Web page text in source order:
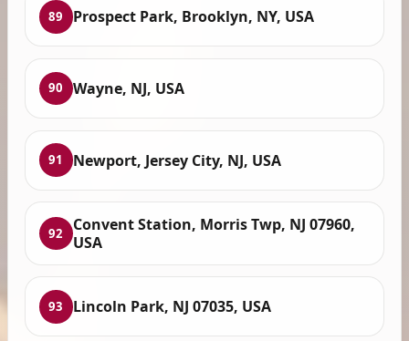
89 Prospect Park, Brooklyn, NY, USA
90 Wayne, NJ, USA
91 Newport, Jersey City, NJ, USA
92
Convent Station, Morris Twp, NJ 07960,
USA
93 Lincoln Park, NJ 07035, USA